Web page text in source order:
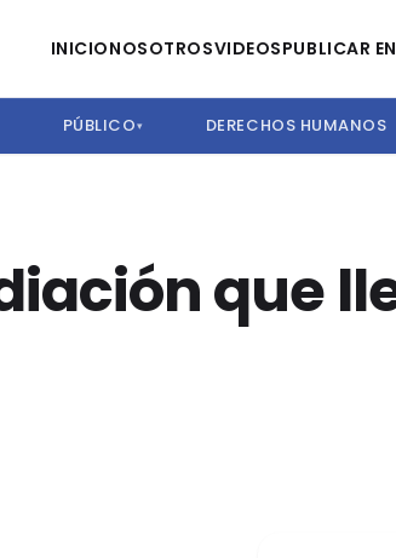
INICIONOSOTROSVIDEOSPUBLICAR
PÚBLICO▾ DERECHOS HUMANOS
que